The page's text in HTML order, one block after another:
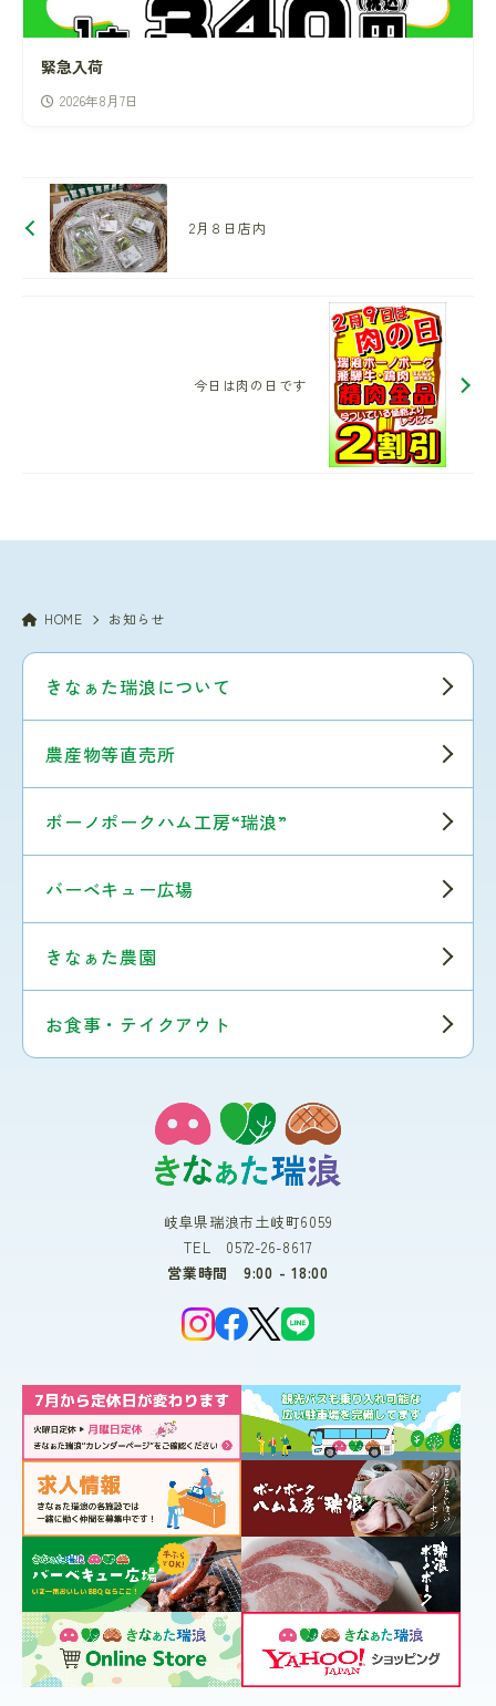
緊急入荷
2026年8月7日
2月８日店内
今日は肉の日です
HOME お知らせ
きなぁた瑞浪について
農産物等直売所
ボーノポークハム工房“瑞浪”
バーベキュー広場
きなぁた農園
お食事・テイクアウト
岐阜県瑞浪市土岐町6059
TEL 0572-26-8617
営業時間 9:00 - 18:00